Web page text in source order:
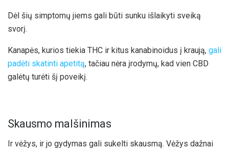
Dėl šių simptomų jiems gali būti sunku išlaikyti sveiką
svorį.
Kanapės, kurios tiekia THC ir kitus kanabinoidus į kraują, gali
padėti skatinti apetitą, tačiau nėra įrodymų, kad vien CBD
galėtų turėti šį poveikį.
Skausmo malšinimas
Ir vėžys, ir jo gydymas gali sukelti skausmą. Vėžys dažnai